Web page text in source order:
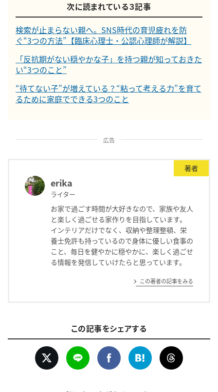
次に読まれている３記事
検索が止まらない親へ。SNS時代の育児疲れを防
ぐ“3つの方法”【臨床心理士・公認心理師が解説】
「反抗期がない穏やかな子」を持つ親が知っておきた
い“3つのこと”
“待てない子”が増えている？“粘って考える力”を育て
るために家庭でできる3つのこと
広告
著者
erika
ライター
お家で過ごす時間が大好きなので、家族や友人
と楽しく過ごせる家作りを目指しています。
インテリアだけでなく、収納や整理整頓、栄
養士免許も持っているので身体に優しい食事の
こと、毎日を健やかに穏やかに、楽しく過ごせ
る情報を発信していけたらと思っています。
この著者の記事をみる
この記事をシェアする